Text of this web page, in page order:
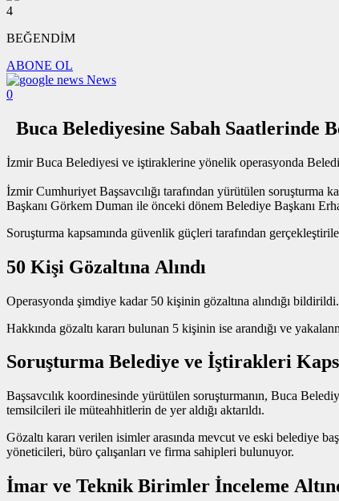
4
BEĞENDİM
ABONE OL
News
0
Buca Belediyesine Sabah Saatlerinde
İzmir Buca Belediyesi ve iştiraklerine yönelik operasyonda
İzmir Cumhuriyet Başsavcılığı tarafından yürütülen soruşturma
Başkanı Görkem Duman ile önceki dönem Belediye Başkanı
Soruşturma kapsamında güvenlik güçleri tarafından
50 Kişi Gözaltına Alındı
Operasyonda şimdiye kadar 50 kişinin gözaltına alındığı
Hakkında gözaltı kararı bulunan 5 kişinin ise arandığı ve
Soruşturma Belediye ve İştirakleri
Başsavcılık koordinesinde yürütülen soruşturmanın, Buca
temsilcileri ile müteahhitlerin de yer aldığı aktarıldı.
Gözaltı kararı verilen isimler arasında mevcut ve eski belediye
yöneticileri, büro çalışanları ve firma sahipleri bulunuyor.
İmar ve Teknik Birimler İnceleme